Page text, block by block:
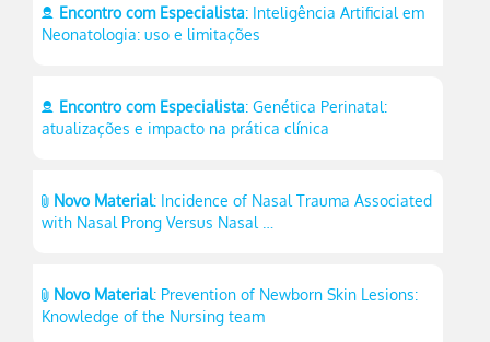
Encontro com Especialista: Inteligência Artificial em
Neonatologia: uso e limitações
Encontro com Especialista: Genética Perinatal:
atualizações e impacto na prática clínica
Novo Material: Incidence of Nasal Trauma Associated
with Nasal Prong Versus Nasal …
Novo Material: Prevention of Newborn Skin Lesions:
Knowledge of the Nursing team